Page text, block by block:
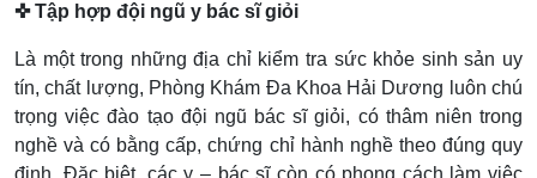
✜ Tập hợp đội ngũ y bác sĩ giỏi
Là một trong những địa chỉ kiểm tra sức khỏe sinh sản uy
tín, chất lượng, Phòng Khám Đa Khoa Hải Dương luôn chú
trọng việc đào tạo đội ngũ bác sĩ giỏi, có thâm niên trong
nghề và có bằng cấp, chứng chỉ hành nghề theo đúng quy
định. Đặc biệt, các y – bác sĩ còn có phong cách làm việc